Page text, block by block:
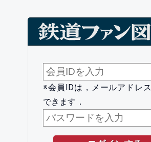
※会員IDは，メールアドレ
できます．